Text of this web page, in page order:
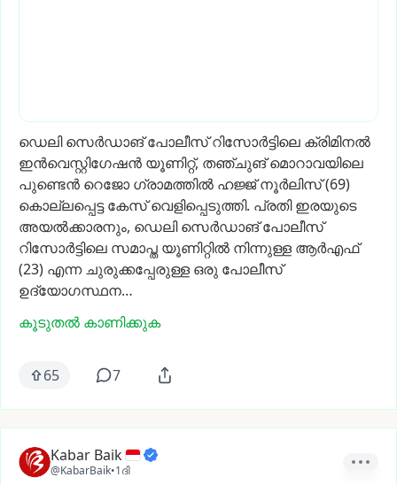
ഡെലി സെർഡാങ് പോലീസ് റിസോർട്ടിലെ ക്രിമിനൽ
ഇൻവെസ്റ്റിഗേഷൻ യൂണിറ്റ്, തഞ്ചുങ് മൊറാവയിലെ
പുണ്ടെൻ റെജോ ഗ്രാമത്തിൽ ഹജ്ജ് നൂർലിസ്(69)
കൊല്ലപ്പെട്ട കേസ് വെളിപ്പെടുത്തി. പ്രതി ഇരയുടെ
അയൽക്കാരനും, ഡെലി സെർഡാങ് പോലീസ്
റിസോർട്ടിലെ സമാപ്ത യൂണിറ്റിൽ നിന്നുള്ള ആർഎഫ്
(23) എന്ന ചുരുക്കപ്പേരുള്ള ഒരു പോലീസ്
ഉദ്യോഗസ്ഥന…
കൂടുതൽ കാണിക്കുക
65 7
Kabar Baik
@KabarBaik•1ദി